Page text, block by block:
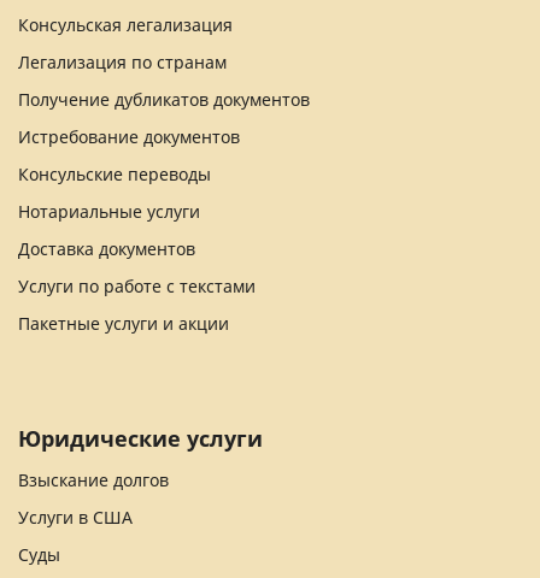
Консульская легализация
Легализация по странам
Получение дубликатов документов
Истребование документов
Консульские переводы
Нотариальные услуги
Доставка документов
Услуги по работе с текстами
Пакетные услуги и акции
Юридические услуги
Взыскание долгов
Услуги в США
Суды